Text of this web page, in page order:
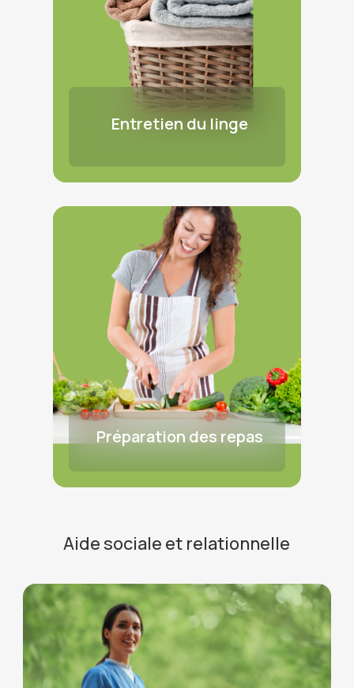
Entretien du linge
Préparation des repas
Aide sociale et relationnelle